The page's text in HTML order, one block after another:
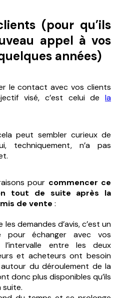
(pour qu’ils
appel à vos
années)
le contact avec vos clients
visé, c’est celui de la
peut sembler curieux de
techniquement, n’a pas
pour commencer ce
tout de suite après la
de vente :
demandes d’avis, c’est un
pour échanger avec vos
l’intervalle entre les deux
et acheteurs ont besoin
du déroulement de la
donc plus disponibles qu’ils
suite.